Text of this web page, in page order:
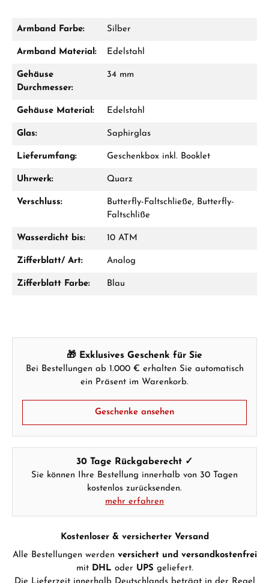
Geschenk im Warenkorb.
GESCHENKE ANSEHEN
Armband Farbe: Silber
Armband Material: Edelstahl
Gehäuse
Durchmesser:
34 mm
Gehäuse Material: Edelstahl
Glas: Saphirglas
Lieferumfang: Geschenkbox inkl. Booklet
Uhrwerk: Quarz
Verschluss:
Butterfly-Faltschließe, Butterfly-
Faltschliße
Wasserdicht bis: 10 ATM
Zifferblatt/ Art: Analog
Zifferblatt Farbe: Blau
🎁 Exklusives Geschenk für Sie
Bei Bestellungen ab 1.000 € erhalten Sie automatisch
ein Präsent im Warenkorb.
Geschenke ansehen
30 Tage Rückgaberecht ✓
Sie können Ihre Bestellung innerhalb von 30 Tagen
kostenlos zurücksenden.
mehr erfahren
Kostenloser & versicherter Versand
Alle Bestellungen werden versichert und versandkostenfrei
mit DHL oder UPS geliefert.